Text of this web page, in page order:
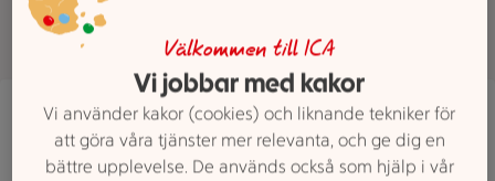
ICA Kvantum Flygfyren
Gustaf Adolfs väg 55, Norrtälje
ICA Kvantum Flygfyren är öppen nu, stänger
ÖppetStänger 22
Välkommen till ICA
Vi jobbar med kakor
Vi använder kakor (cookies) och liknande tekniker för
att göra våra tjänster mer relevanta, och ge dig en
bättre upplevelse. De används också som hjälp i vår